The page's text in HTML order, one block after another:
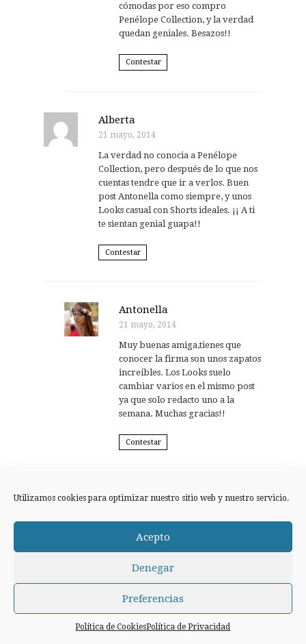
Utilizamos cookies para optimizar nuestro sitio web y nuestro servicio.
Acepto
Denegar
Preferencias
Política de CookiesPolítica de Privacidad
cómodas por eso compro
Penélope Collection, y la verdad
quedan geniales. Besazos!!
Contestar
Alberta
21 mayo, 2014
La verdad no conocia a Penélope
Collection, pero después de lo que nos
cuentas tendre que ir a verlos. Buen
post Antonella como siempre, y unos
Looks casual con Shorts ideales. ¡¡ A ti
te sientan genial guapa!!
Contestar
Antonella
21 mayo, 2014
Muy buenas amiga,tienes que
conocer la firma son unos zapatos
increíbles. Los Looks suelo
cambiar varios en el mismo post
ya que solo redacto uno a la
semana. Muchas gracias!!
Contestar
Ana Compañia Aérea.
Me encanta!!! Los zapatos bio de
pares. Y el estilismo ya sabéis si quereis
en Compañia Aérea. Preciosa